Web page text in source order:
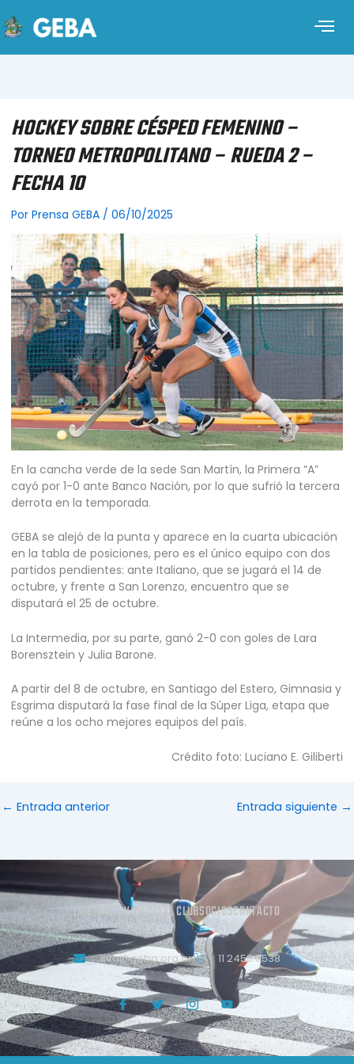
HOCKEY SOBRE CÉSPED FEMENINO –
TORNEO METROPOLITANO – RUEDA 2 –
FECHA 10
Por Prensa GEBA / 06/10/2025
En la cancha verde de la sede San Martín, la Primera “A”
cayó por 1-0 ante Banco Nación, por lo que sufrió la tercera
derrota en la temporada.
GEBA se alejó de la punta y aparece en la cuarta ubicación
en la tabla de posiciones, pero es el único equipo con dos
partidos pendientes: ante Italiano, que se jugará el 14 de
octubre, y frente a San Lorenzo, encuentro que se
disputará el 25 de octubre.
La Intermedia, por su parte, ganó 2-0 con goles de Lara
Borensztein y Julia Barone.
A partir del 8 de octubre, en Santiago del Estero, Gimnasia y
Esgrima disputará la fase final de la Súper Liga, etapa que
reúne a los ocho mejores equipos del país.
Crédito foto: Luciano E. Giliberti
← Entrada anterior Entrada siguiente →
INICIOACTIVIDADES EL CLUBSOCIOSCONTACTO
info@geba.org.ar 11 2458.3538
J
k
i
-
f
a
T
w
i
t
t
e
J
k
i
-
i
n
Y
o
u
t
u
b